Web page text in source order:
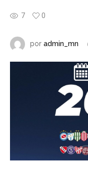
7 0
por admin_mn